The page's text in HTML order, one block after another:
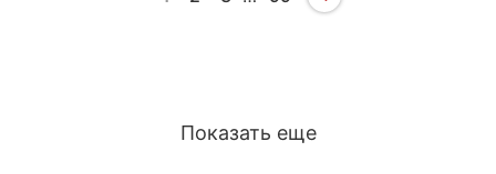
Показать еще